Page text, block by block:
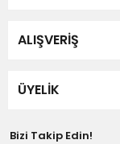
Ürün
Bu ürüne
ALIŞVERİŞ
ÜYELİK
Bizi Takip Edin!